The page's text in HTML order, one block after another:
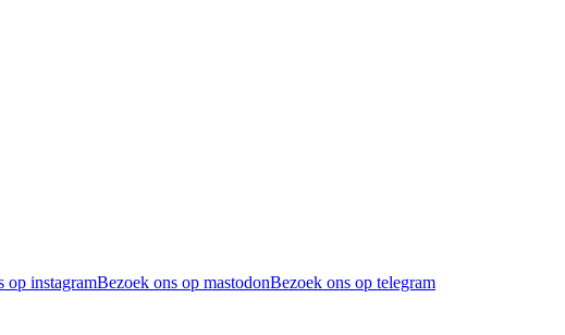
op instagramBezoek ons op mastodonBezoek ons op telegram